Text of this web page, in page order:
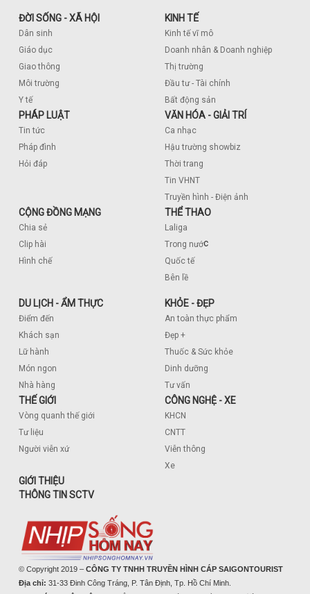
ĐỜI SỐNG - XÃ HỘI
Dân sinh
Giáo dục
Giao thông
Môi trường
Y tế
KINH TẾ
Kinh tế vĩ mô
Doanh nhân & Doanh nghiệp
Thị trường
Đầu tư - Tài chính
Bất động sản
PHÁP LUẬT
Tin tức
Pháp đình
Hỏi đáp
VĂN HÓA - GIẢI TRÍ
Ca nhạc
Hậu trường showbiz
Thời trang
Tin VHNT
Truyền hình - Điện ảnh
CỘNG ĐỒNG MẠNG
Chia sẻ
Clip hài
Hình chế
THỂ THAO
Laliga
Trong nước
Quốc tế
Bên lề
DU LỊCH - ẨM THỰC
Điểm đến
Khách sạn
Lữ hành
Món ngon
Nhà hàng
KHỎE - ĐẸP
An toàn thực phẩm
Đẹp +
Thuốc & Sức khỏe
Dinh dưỡng
Tư vấn
THẾ GIỚI
Vòng quanh thế giới
Tư liệu
Người viễn xứ
CÔNG NGHỆ - XE
KHCN
CNTT
Viễn thông
Xe
GIỚI THIỆU
THÔNG TIN SCTV
© Copyright 2019 – CÔNG TY TNHH TRUYỀN HÌNH CÁP SAIGONTOURIST
Địa chỉ: 31-33 Đinh Công Tráng, P. Tân Định, Tp. Hồ Chí Minh.